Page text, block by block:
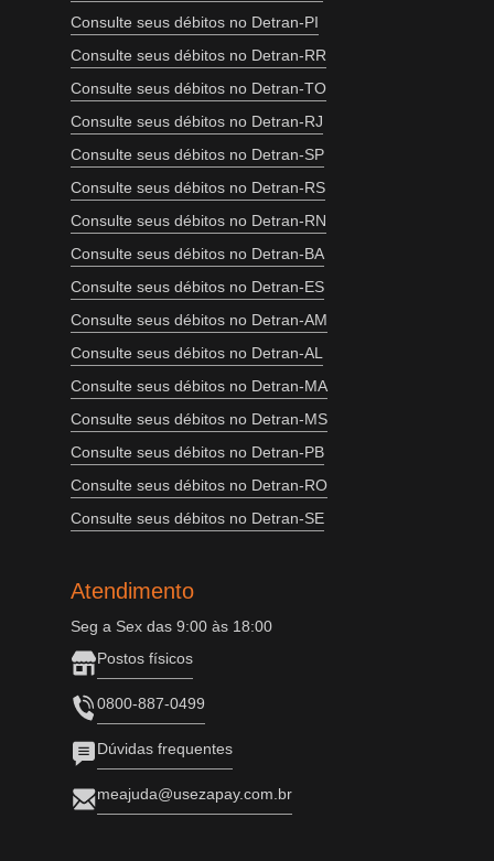
Consulte seus débitos no Detran-PI
Consulte seus débitos no Detran-RR
Consulte seus débitos no Detran-TO
Consulte seus débitos no Detran-RJ
Consulte seus débitos no Detran-SP
Consulte seus débitos no Detran-RS
Consulte seus débitos no Detran-RN
Consulte seus débitos no Detran-BA
Consulte seus débitos no Detran-ES
Consulte seus débitos no Detran-AM
Consulte seus débitos no Detran-AL
Consulte seus débitos no Detran-MA
Consulte seus débitos no Detran-MS
Consulte seus débitos no Detran-PB
Consulte seus débitos no Detran-RO
Consulte seus débitos no Detran-SE
Atendimento
Seg a Sex das 9:00 às 18:00
Postos físicos
0800-887-0499
Dúvidas frequentes
meajuda@usezapay.com.br